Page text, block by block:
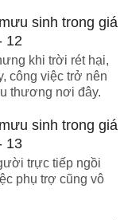
khi trời rét hại,
công việc trở nên
thương nơi đây.
trực tiếp ngồi
phụ trợ cũng vô